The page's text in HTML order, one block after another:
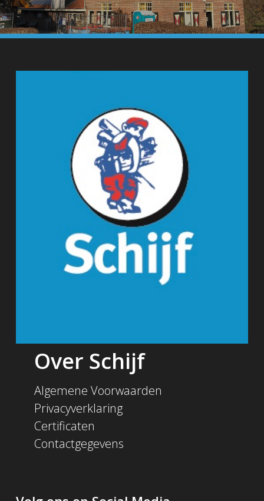
Over Schijf
Algemene Voorwaarden
Privacyverklaring
Certificaten
Contactgegevens